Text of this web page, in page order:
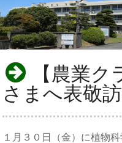
【農業
さまへ表敬
１月３０日（金）に植物